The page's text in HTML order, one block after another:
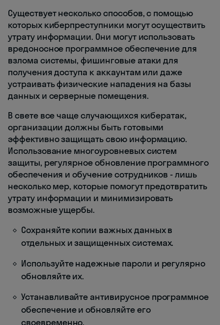
Существует несколько способов, с помощью
которых киберпреступники могут осуществить
утрату информации. Они могут использовать
вредоносное программное обеспечение для
взлома системы, фишинговые атаки для
получения доступа к аккаунтам или даже
устраивать физические нападения на базы
данных и серверные помещения.
В свете все чаще случающихся кибератак,
организации должны быть готовыми
эффективно защищать свою информацию.
Использование многоуровневых систем
защиты, регулярное обновление программного
обеспечения и обучение сотрудников - лишь
несколько мер, которые помогут предотвратить
утрату информации и минимизировать
возможные ущербы.
Сохраняйте копии важных данных в
отдельных и защищенных системах.
Используйте надежные пароли и регулярно
обновляйте их.
Устанавливайте антивирусное программное
обеспечение и обновляйте его
своевременно.